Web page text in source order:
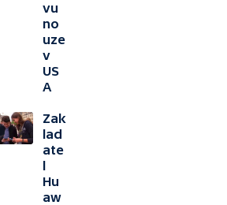
vu
no
uze
v
US
A
Zak
lad
ate
l
Hu
aw